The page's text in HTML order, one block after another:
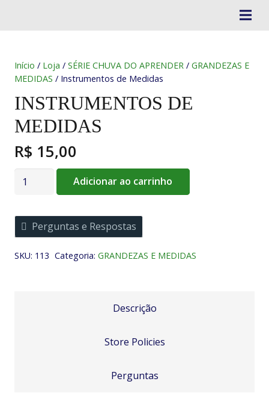
Início / Loja / SÉRIE CHUVA DO APRENDER / GRANDEZAS E
MEDIDAS / Instrumentos de Medidas
INSTRUMENTOS DE
MEDIDAS
R$ 15,00
Instrumentos
quantidade
Adicionar ao carrinho
Perguntas e Respostas
SKU: 113 Categoria: GRANDEZAS E MEDIDAS
Descrição
Store Policies
Perguntas